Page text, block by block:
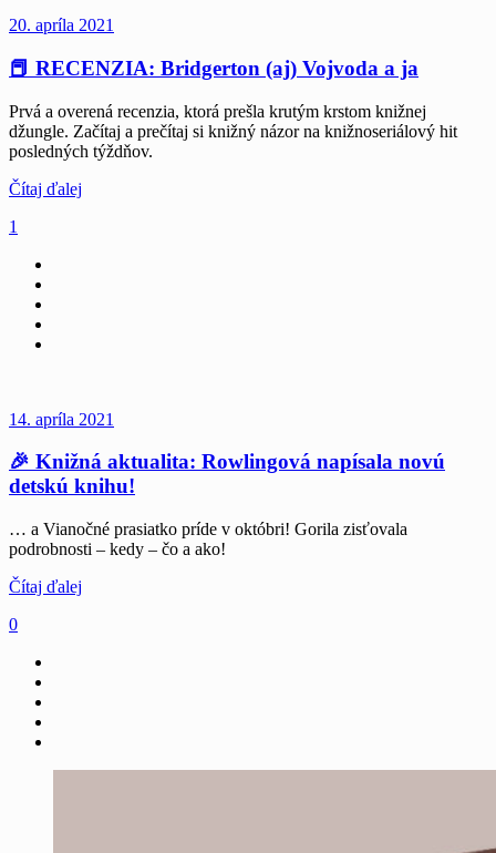
20. apríla 2021
📕 RECENZIA: Bridgerton (aj) Vojvoda a ja
Prvá a overená recenzia, ktorá prešla krutým krstom knižnej
džungle. Začítaj a prečítaj si knižný názor na knižnoseriálový hit
posledných týždňov.
Čítaj ďalej
1
14. apríla 2021
🎉 Knižná aktualita: Rowlingová napísala novú
detskú knihu!
… a Vianočné prasiatko príde v októbri! Gorila zisťovala
podrobnosti – kedy – čo a ako!
Čítaj ďalej
0